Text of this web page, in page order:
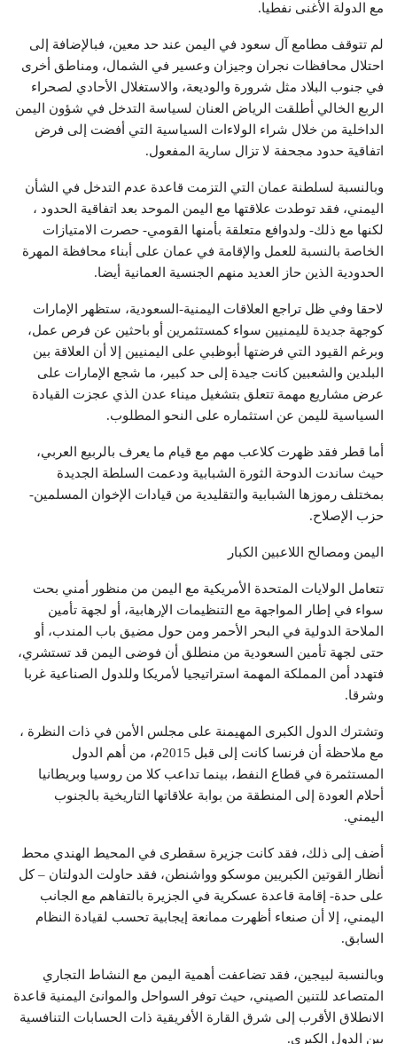
مع الدولة الأغنى نفطيا.
لم تتوقف مطامع آل سعود في اليمن عند حد معين، فبالإضافة إلى
احتلال محافظات نجران وجيزان وعسير في الشمال، ومناطق أخرى
في جنوب البلاد مثل شرورة والوديعة، والاستغلال الأحادي لصحراء
الربع الخالي أطلقت الرياض العنان لسياسة التدخل في شؤون اليمن
الداخلية من خلال شراء الولاءات السياسية التي أفضت إلى فرض
اتفاقية حدود مجحفة لا تزال سارية المفعول.
وبالنسبة لسلطنة عمان التي التزمت قاعدة عدم التدخل في الشأن
اليمني، فقد توطدت علاقتها مع اليمن الموحد بعد اتفاقية الحدود ،
لكنها مع ذلك- ولدوافع متعلقة بأمنها القومي- حصرت الامتيازات
الخاصة بالنسبة للعمل والإقامة في عمان على أبناء محافظة المهرة
الحدودية الذين حاز العديد منهم الجنسية العمانية أيضا.
لاحقا وفي ظل تراجع العلاقات اليمنية-السعودية، ستظهر الإمارات
كوجهة جديدة لليمنيين سواء كمستثمرين أو باحثين عن فرص عمل،
وبرغم القيود التي فرضتها أبوظبي على اليمنيين إلا أن العلاقة بين
البلدين والشعبين كانت جيدة إلى حد كبير، ما شجع الإمارات على
عرض مشاريع مهمة تتعلق بتشغيل ميناء عدن الذي عجزت القيادة
السياسية لليمن عن استثماره على النحو المطلوب.
أما قطر فقد ظهرت كلاعب مهم مع قيام ما يعرف بالربيع العربي،
حيث ساندت الدوحة الثورة الشبابية ودعمت السلطة الجديدة
بمختلف رموزها الشبابية والتقليدية من قيادات الإخوان المسلمين-
حزب الإصلاح.
اليمن ومصالح اللاعبين الكبار
تتعامل الولايات المتحدة الأمريكية مع اليمن من منظور أمني بحت
سواء في إطار المواجهة مع التنظيمات الإرهابية، أو لجهة تأمين
الملاحة الدولية في البحر الأحمر ومن حول مضيق باب المندب، أو
حتى لجهة تأمين السعودية من منطلق أن فوضى اليمن قد تستشري،
فتهدد أمن المملكة المهمة استراتيجيا لأمريكا وللدول الصناعية غربا
وشرقا.
وتشترك الدول الكبرى المهيمنة على مجلس الأمن في ذات النظرة ،
مع ملاحظة أن فرنسا كانت إلى قبل 2015م، من أهم الدول
المستثمرة في قطاع النفط، بينما تداعب كلا من روسيا وبريطانيا
أحلام العودة إلى المنطقة من بوابة علاقاتها التاريخية بالجنوب
اليمني.
أضف إلى ذلك، فقد كانت جزيرة سقطرى في المحيط الهندي محط
أنظار القوتين الكبريين موسكو وواشنطن، فقد حاولت الدولتان – كل
على حدة- إقامة قاعدة عسكرية في الجزيرة بالتفاهم مع الجانب
اليمني، إلا أن صنعاء أظهرت ممانعة إيجابية تحسب لقيادة النظام
السابق.
وبالنسبة لبيجين، فقد تضاعفت أهمية اليمن مع النشاط التجاري
المتصاعد للتنين الصيني، حيث توفر السواحل والموانئ اليمنية قاعدة
الانطلاق الأقرب إلى شرق القارة الأفريقية ذات الحسابات التنافسية
بين الدول الكبرى.